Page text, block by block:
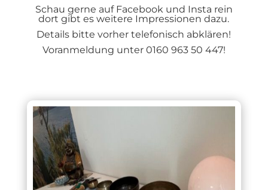
Schau gerne auf Facebook und Insta rein
dort gibt es weitere Impressionen dazu.
Details bitte vorher telefonisch abklären!
Voranmeldung unter 0160 963 50 447!